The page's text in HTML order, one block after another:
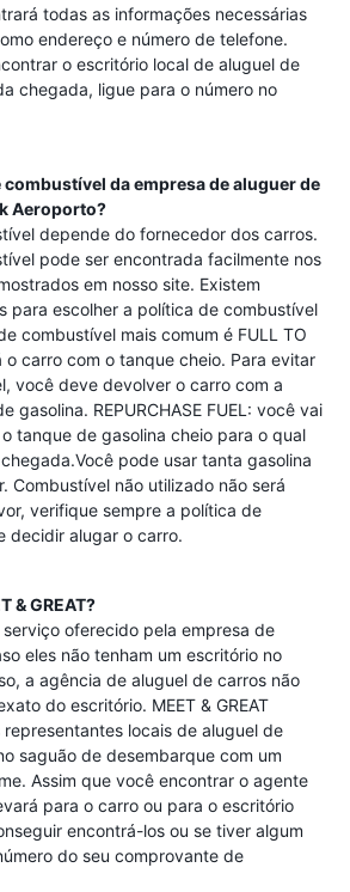
todas as informações necessárias
endereço e número de telefone.
o escritório local de aluguel de
chegada, ligue para o número no
combustível da empresa de aluguer de
Aeroporto?
depende do fornecedor dos carros.
pode ser encontrada facilmente nos
em nosso site. Existem
para escolher a política de combustível
combustível mais comum é FULL TO
o carro com o tanque cheio. Para evitar
você deve devolver o carro com a
gasolina. REPURCHASE FUEL: você vai
tanque de gasolina cheio para o qual
pode usar tanta gasolina
Combustível não utilizado não será
verifique sempre a política de
decidir alugar o carro.
& GREAT?
serviço oferecido pela empresa de
eles não tenham um escritório no
a agência de aluguel de carros não
do escritório. MEET & GREAT
locais de aluguel de
saguão de desembarque com um
Assim que você encontrar o agente
para o carro ou para o escritório
encontrá-los ou se tiver algum
do seu comprovante de